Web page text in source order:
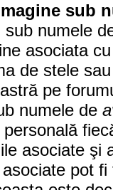
sub
numele
asociata
de stele
pe
numele de
asociate şi
pot